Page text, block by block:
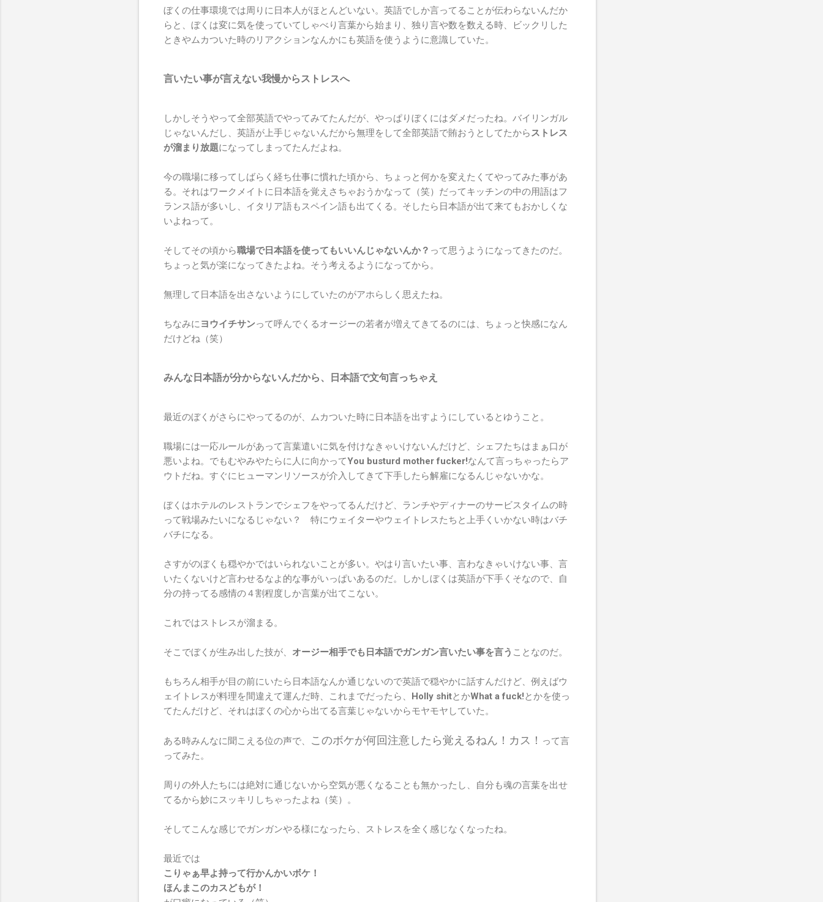
ぼくの仕事環境では周りに日本人がほとんどいない。英語でしか言ってることが伝わらないんだか
らと、ぼくは変に気を使っていてしゃべり言葉から始まり、独り言や数を数える時、ビックリした
ときやムカついた時のリアクションなんかにも英語を使うように意識していた。
言いたい事が言えない我慢からストレスへ
しかしそうやって全部英語でやってみてたんだが、やっぱりぼくにはダメだったね。バイリンガル
じゃないんだし、英語が上手じゃないんだから無理をして全部英語で賄おうとしてたからストレス
が溜まり放題になってしまってたんだよね。
今の職場に移ってしばらく経ち仕事に慣れた頃から、ちょっと何かを変えたくてやってみた事があ
る。それはワークメイトに日本語を覚えさちゃおうかなって（笑）だってキッチンの中の用語はフ
ランス語が多いし、イタリア語もスペイン語も出てくる。そしたら日本語が出て来てもおかしくな
いよねって。
そしてその頃から職場で日本語を使ってもいいんじゃないんか？ って思うようになってきたのだ。
ちょっと気が楽になってきたよね。そう考えるようになってから。
無理して日本語を出さないようにしていたのがアホらしく思えたね。
ちなみにヨウイチサンって呼んでくるオージーの若者が増えてきてるのには、ちょっと快感になん
だけどね（笑）
みんな日本語が分からないんだから、日本語で文句言っちゃえ
最近のぼくがさらにやってるのが、ムカついた時に日本語を出すようにしているとゆうこと。
職場には一応ルールがあって言葉遣いに気を付けなきゃいけないんだけど、シェフたちはまぁ口が
悪いよね。でもむやみやたらに人に向かってYou busturd mother fucker!なんて言っちゃったらア
ウトだね。すぐにヒューマンリソースが介入してきて下手したら解雇になるんじゃないかな。
ぼくはホテルのレストランでシェフをやってるんだけど、ランチやディナーのサービスタイムの時
って戦場みたいになるじゃない？ 特にウェイターやウェイトレスたちと上手くいかない時はバチ
バチになる。
さすがのぼくも穏やかではいられないことが多い。やはり言いたい事、言わなきゃいけない事、言
いたくないけど言わせるなよ的な事がいっぱいあるのだ。しかしぼくは英語が下手くそなので、自
分の持ってる感情の４割程度しか言葉が出てこない。
これではストレスが溜まる。
そこでぼくが生み出した技が、 オージー相手でも日本語でガンガン言いたい事を言う ことなのだ。
もちろん相手が目の前にいたら日本語なんか通じないので英語で穏やかに話すんだけど、例えばウ
ェイトレスが料理を間違えて運んだ時、これまでだったら、 Holly shitとかWhat a fuck!とかを使っ
てたんだけど、それはぼくの心から出てる言葉じゃないからモヤモヤしていた。
ある時みんなに聞こえる位の声で、 このボケが何回注意したら覚えるねん！カス！ って言
ってみた。
周りの外人たちには絶対に通じないから空気が悪くなることも無かったし、自分も魂の言葉を出せ
てるから妙にスッキリしちゃったよね（笑）。
そしてこんな感じでガンガンやる様になったら、ストレスを全く感じなくなったね。
最近では
こりゃぁ早よ持って行かんかいボケ！
ほんまこのカスどもが！